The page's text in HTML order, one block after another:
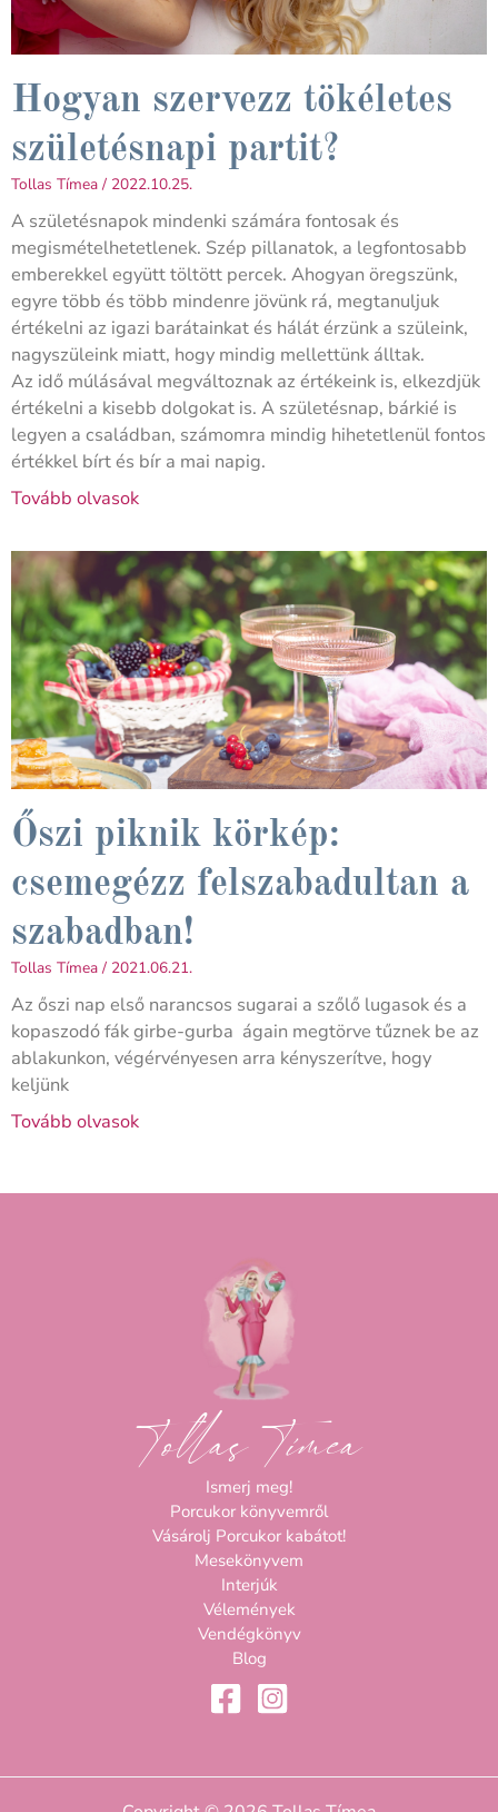
Hogyan szervezz tökéletes
születésnapi partit?
Tollas Tímea 2022.10.25.
A születésnapok mindenki számára fontosak és
megismételhetetlenek. Szép pillanatok, a legfontosabb
emberekkel együtt töltött percek. Ahogyan öregszünk,
egyre több és több mindenre jövünk rá, megtanuljuk
értékelni az igazi barátainkat és hálát érzünk a szüleink,
nagyszüleink miatt, hogy mindig mellettünk álltak.
Az idő múlásával megváltoznak az értékeink is, elkezdjük
értékelni a kisebb dolgokat is. A születésnap, bárkié is
legyen a családban, számomra mindig hihetetlenül fontos
értékkel bírt és bír a mai napig.
Tovább olvasok
Őszi piknik körkép:
csemegézz felszabadultan a
szabadban!
Tollas Tímea 2021.06.21.
Az őszi nap első narancsos sugarai a szőlő lugasok és a
kopaszodó fák girbe-gurba ágain megtörve tűznek be az
ablakunkon, végérvényesen arra kényszerítve, hogy
keljünk
Tovább olvasok
Tollas Tímea
Ismerj meg!
Porcukor könyvemről
Vásárolj Porcukor kabátot!
Mesekönyvem
Interjúk
Vélemények
Vendégkönyv
Blog